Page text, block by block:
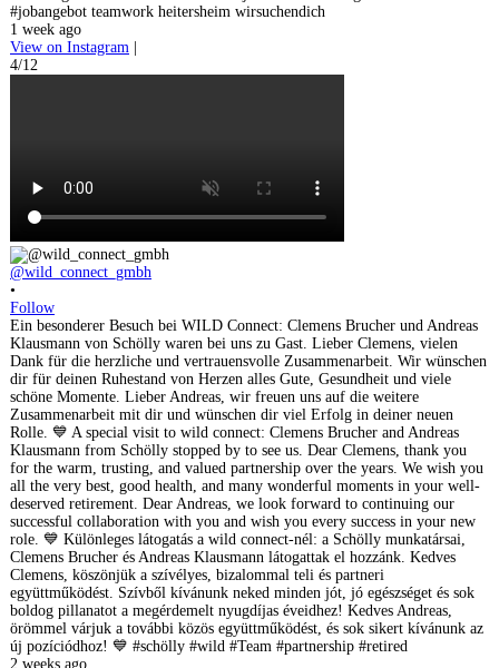
#jobangebot teamwork heitersheim wirsuchendich
1 week ago
View on Instagram |
4/12
@wild_connect_gmbh
•
Follow
Ein besonderer Besuch bei WILD Connect: Clemens Brucher und Andreas
Klausmann von Schölly waren bei uns zu Gast. Lieber Clemens, vielen
Dank für die herzliche und vertrauensvolle Zusammenarbeit. Wir wünschen
dir für deinen Ruhestand von Herzen alles Gute, Gesundheit und viele
schöne Momente. Lieber Andreas, wir freuen uns auf die weitere
Zusammenarbeit mit dir und wünschen dir viel Erfolg in deiner neuen
Rolle. 💙 A special visit to wild connect: Clemens Brucher and Andreas
Klausmann from Schölly stopped by to see us. Dear Clemens, thank you
for the warm, trusting, and valued partnership over the years. We wish you
all the very best, good health, and many wonderful moments in your well-
deserved retirement. Dear Andreas, we look forward to continuing our
successful collaboration with you and wish you every success in your new
role. 💙 Különleges látogatás a wild connect-nél: a Schölly munkatársai,
Clemens Brucher és Andreas Klausmann látogattak el hozzánk. Kedves
Clemens, köszönjük a szívélyes, bizalommal teli és partneri
együttműködést. Szívből kívánunk neked minden jót, jó egészséget és sok
boldog pillanatot a megérdemelt nyugdíjas éveidhez! Kedves Andreas,
örömmel várjuk a további közös együttműködést, és sok sikert kívánunk az
új pozíciódhoz! 💙 #schölly #wild #Team #partnership #retired
2 weeks ago